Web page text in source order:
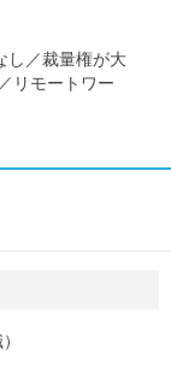
し／裁量権が大
リモートワー